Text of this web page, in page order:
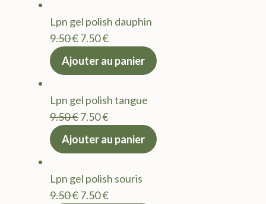
9.50 €.7.50 €.
Lpn gel polish dauphin
9.50€Le
prix
9.50 €.
7.50€Le
actuel
7.50 €.
Ajouter au panier
Lpn gel polish tangue
9.50€Le
prix
9.50 €.
7.50€Le
actuel
7.50 €.
Ajouter au panier
Lpn gel polish souris
9.50€Le
7.50€Le